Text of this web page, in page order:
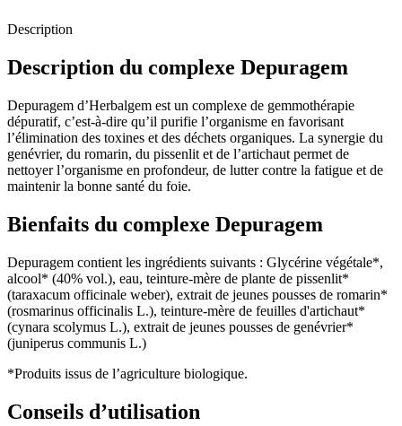
Description
Description du complexe Depuragem
Depuragem d’Herbalgem est un complexe de gemmothérapie
dépuratif, c’est-à-dire qu’il purifie l’organisme en favorisant
l’élimination des toxines et des déchets organiques. La synergie du
genévrier, du romarin, du pissenlit et de l’artichaut permet de
nettoyer l’organisme en profondeur, de lutter contre la fatigue et de
maintenir la bonne santé du foie.
Bienfaits du complexe Depuragem
Depuragem contient les ingrédients suivants : Glycérine végétale*,
alcool* (40% vol.), eau, teinture-mère de plante de pissenlit*
(taraxacum officinale weber), extrait de jeunes pousses de romarin*
(rosmarinus officinalis L.), teinture-mère de feuilles d'artichaut*
(cynara scolymus L.), extrait de jeunes pousses de genévrier*
(juniperus communis L.)
*Produits issus de l’agriculture biologique.
Conseils d’utilisation